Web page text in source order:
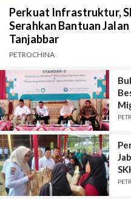
Perkuat Infrastruktur,
Serahkan Bantuan
Tanjabbar
PETROCHINA